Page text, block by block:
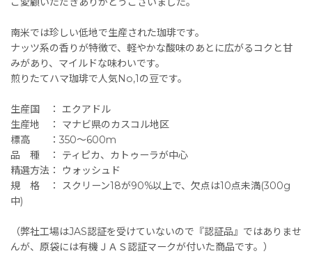
南米では珍しい低地で生産された珈琲です。
ナッツ系の香りが特徴で、軽やかな酸味のあとに広がるコクと甘
みがあり、マイルドな味わいです。
煎りたてハマ珈琲で人気No,1の豆です。
生産国 ： エクアドル
生産地 ： マナビ県のカスコル地区
標高 ：350〜600m
品 種 ： ティピカ、カトゥーラが中心
精選方法： ウォッシュド
規 格 ： スクリーン18が90%以上で、欠点は10点未満(300g
中)
（弊社工場はJAS認証を受けていないので『認証品』ではありませ
んが、原袋には有機ＪＡＳ認証マークが付いた商品です。）